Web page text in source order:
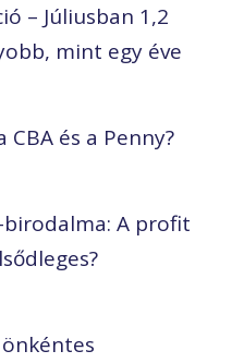
– Júliusban 1,2
mint egy éve
és a Penny?
birodalma: A profit